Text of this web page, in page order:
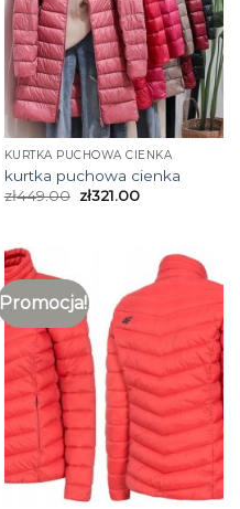
KURTKA PUCHOWA CIENKA
kurtka puchowa cienka
zł449.00 zł321.00
Promocja!